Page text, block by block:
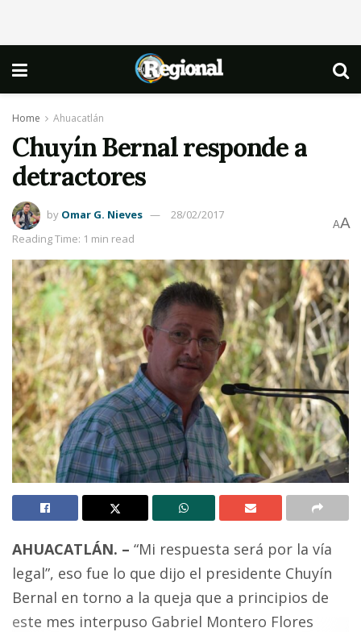
Home Ahuacatlán
Chuyín Bernal responde a
detractores
by Omar G. Nieves
28/02/2017
Reading Time: 1 min read
AA
AHUACATLÁN. – “Mi respuesta será por la vía
legal”, eso fue lo que dijo el presidente Chuyín
Bernal en torno a la queja que a principios de
este mes interpuso Gabriel Montero Flores